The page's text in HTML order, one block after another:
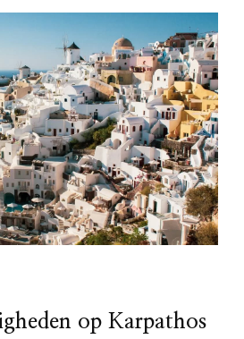
op Karpathos